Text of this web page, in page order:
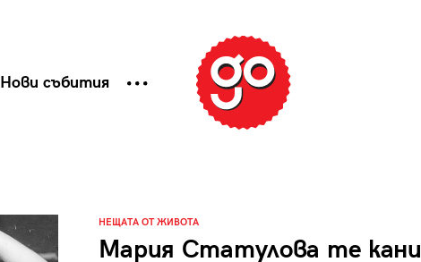
Нови събития
НЕЩАТА ОТ ЖИВОТА
Мария Статулова те кани